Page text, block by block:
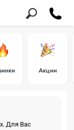
Акции
Для Вас